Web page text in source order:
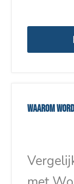
Waarom